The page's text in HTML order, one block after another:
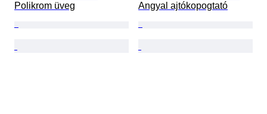
Polikrom üveg
Angyal ajtókopogtató